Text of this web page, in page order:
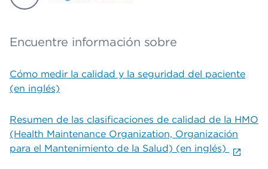
Encuentre información sobre
Cómo medir la calidad y la seguridad del paciente
(en inglés)
Resumen de las clasificaciones de calidad de la HMO
(Health Maintenance Organization, Organización
para el Mantenimiento de la Salud) (en inglés)